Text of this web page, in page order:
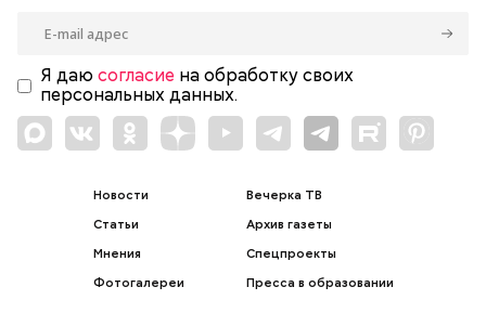
Я даю согласие на обработку своих
персональных данных.
Новости
Статьи
Мнения
Фотогалереи
Вечерка ТВ
Архив газеты
Спецпроекты
Пресса в образовании